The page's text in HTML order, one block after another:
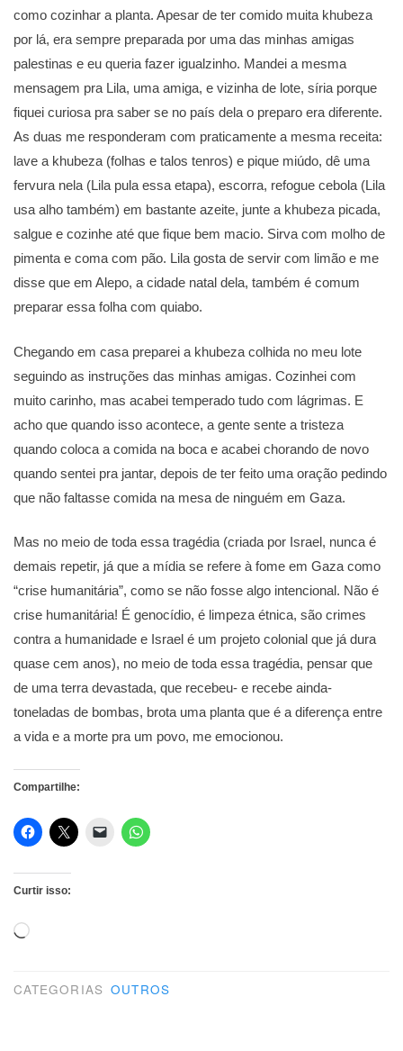
como cozinhar a planta. Apesar de ter comido muita khubeza
por lá, era sempre preparada por uma das minhas amigas
palestinas e eu queria fazer igualzinho. Mandei a mesma
mensagem pra Lila, uma amiga, e vizinha de lote, síria porque
fiquei curiosa pra saber se no país dela o preparo era diferente.
As duas me responderam com praticamente a mesma receita:
lave a khubeza (folhas e talos tenros) e pique miúdo, dê uma
fervura nela (Lila pula essa etapa), escorra, refogue cebola (Lila
usa alho também) em bastante azeite, junte a khubeza picada,
salgue e cozinhe até que fique bem macio. Sirva com molho de
pimenta e coma com pão. Lila gosta de servir com limão e me
disse que em Alepo, a cidade natal dela, também é comum
preparar essa folha com quiabo.
Chegando em casa preparei a khubeza colhida no meu lote
seguindo as instruções das minhas amigas. Cozinhei com
muito carinho, mas acabei temperado tudo com lágrimas. E
acho que quando isso acontece, a gente sente a tristeza
quando coloca a comida na boca e acabei chorando de novo
quando sentei pra jantar, depois de ter feito uma oração pedindo
que não faltasse comida na mesa de ninguém em Gaza.
Mas no meio de toda essa tragédia (criada por Israel, nunca é
demais repetir, já que a mídia se refere à fome em Gaza como
“crise humanitária”, como se não fosse algo intencional. Não é
crise humanitária! É genocídio, é limpeza étnica, são crimes
contra a humanidade e Israel é um projeto colonial que já dura
quase cem anos), no meio de toda essa tragédia, pensar que
de uma terra devastada, que recebeu- e recebe ainda-
toneladas de bombas, brota uma planta que é a diferença entre
a vida e a morte pra um povo, me emocionou.
Compartilhe:
Curtir isso:
Carregando...
CATEGORIAS OUTROS